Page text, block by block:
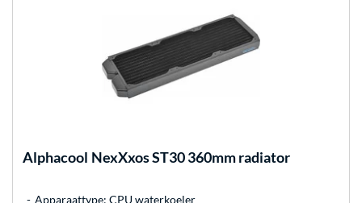
Alphacool NexXxos ST30 360mm radiator
Apparaattype: CPU waterkoeler